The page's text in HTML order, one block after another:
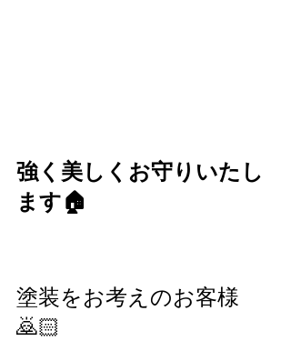
強く美しくお守りいたし
ます🏠
塗装をお考えのお客様
🙇🏻